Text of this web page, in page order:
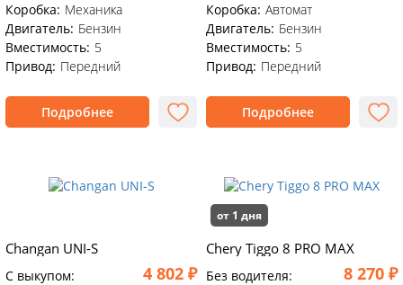
Коробка: Механика
Двигатель: Бензин
Вместимость: 5
Привод: Передний
Подробнее
Коробка: Автомат
Двигатель: Бензин
Вместимость: 5
Привод: Передний
Подробнее
Changan UNI-S
C выкупом: 4 802 ₽
от 1 дня
Chery Tiggo 8 PRO MAX
Без водителя: 8 270 ₽